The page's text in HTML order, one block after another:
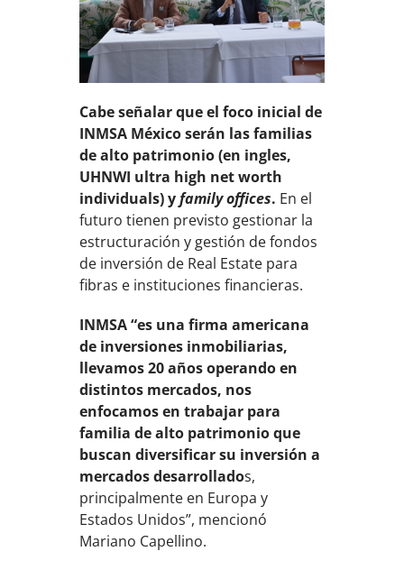
Cabe señalar que el foco inicial de
INMSA México serán las familias
de alto patrimonio (en ingles,
UHNWI ultra high net worth
individuals) yfamily offices. En el
futuro tienen previsto gestionar la
estructuración y gestión de fondos
de inversión de Real Estate para
fibras e instituciones financieras.
INMSA “es una firma americana
de inversiones inmobiliarias,
llevamos 20 años operando en
distintos mercados, nos
enfocamos en trabajar para
familia de alto patrimonio que
buscan diversificar su inversión a
mercados desarrollados,
principalmente en Europa y
Estados Unidos”, mencionó
Mariano Capellino.